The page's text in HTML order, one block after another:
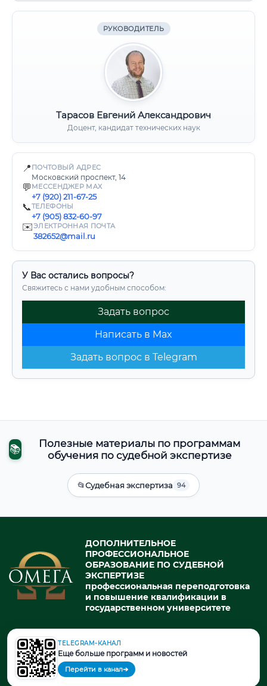
РУКОВОДИТЕЛЬ
Тарасов Евгений Александрович
Доцент, кандидат технических наук
📍 ПОЧТОВЫЙ АДРЕС
Московский проспект, 14
💬 МЕССЕНДЖЕР MAX
+7 (920) 211-67-25
📞ТЕЛЕФОНЫ
+7 (905) 832-60-97
✉️ЭЛЕКТРОННАЯ ПОЧТА
382652@mail.ru
У Вас остались вопросы?
Свяжитесь с нами удобным способом:
Задать вопрос
Написать в Max
Задать вопрос в Telegram
📚
Полезные материалы по программам
обучения по судебной экспертизе
📂Судебная экспертиза 94
ДОПОЛНИТЕЛЬНОЕ
ПРОФЕССИОНАЛЬНОЕ
ОБРАЗОВАНИЕ ПО СУДЕБНОЙ
ЭКСПЕРТИЗЕ
профессиональная переподготовка
и повышение квалификации в
государственном университете
© 2026. При использовании материалов портала активная ссылка
на источник обязательна.
TELEGRAM-КАНАЛ
Еще больше программ и новостей
Перейти в канал➔